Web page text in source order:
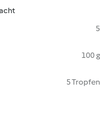
5
100 g
5 Tropfen